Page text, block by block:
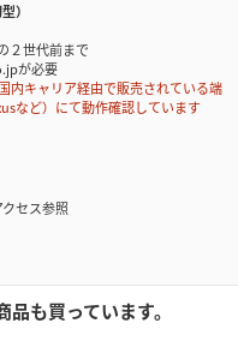
）
２世代前まで
が必要
キャリア経由で販売されている端
など）にて動作確認しています
セス参照
も買っています。